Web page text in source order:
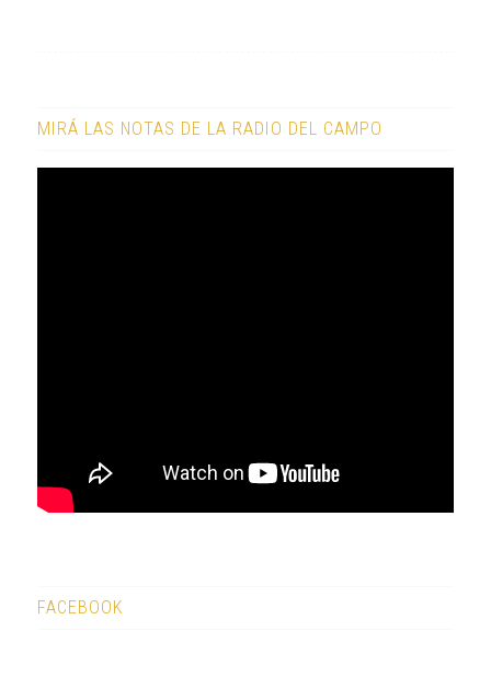
MIRÁ LAS NOTAS DE LA RADIO DEL CAMPO
FACEBOOK